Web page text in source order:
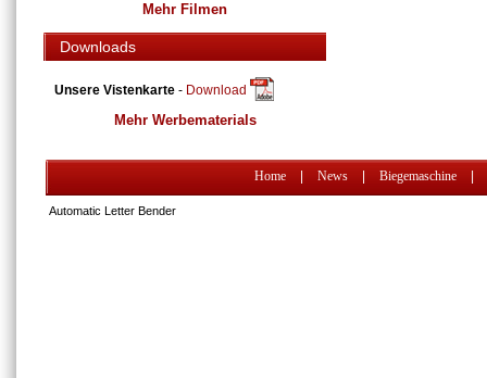
Mehr Filmen
Downloads
Unsere Vistenkarte - Download
Mehr Werbematerials
Home News Biegemaschine
Automatic Letter Bender